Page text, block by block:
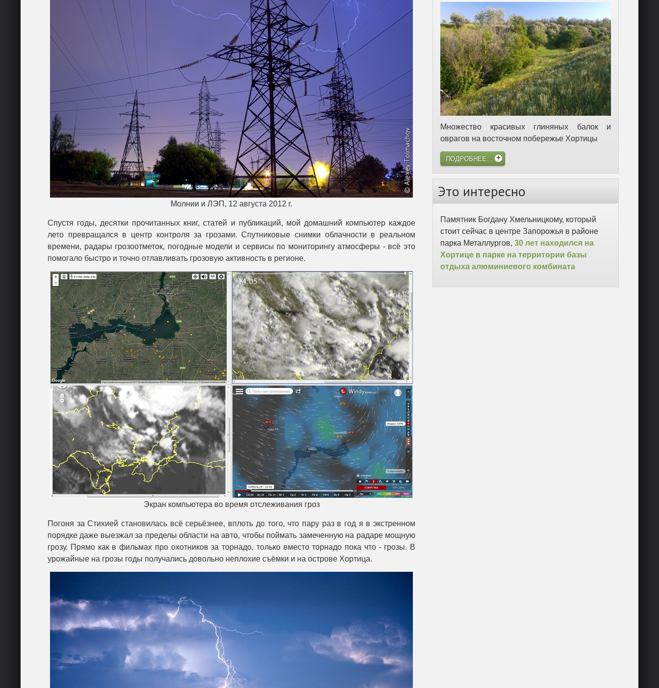
Молнии и ЛЭП, 12 августа 2012 г.
Спустя годы, десятки прочитанных книг, статей и публикаций, мой домашний компьютер каждое
лето превращался в центр контроля за грозами. Спутниковые снимки облачности в реальном
времени, радары грозоотметок, погодные модели и сервисы по мониторингу атмосферы - всё это
помогало быстро и точно отлавливать грозовую активность в регионе.
Экран компьютера во время отслеживания гроз
Погоня за Стихией становилась всё серьёзнее, вплоть до того, что пару раз в год я в экстренном
порядке даже выезжал за пределы области на авто, чтобы поймать замеченную на радаре мощную
грозу. Прямо как в фильмах про охотников за торнадо, только вместо торнадо пока что - грозы. В
урожайные на грозы годы получались довольно неплохие съёмки и на острове Хортица.
Множество красивых глиняных балок и
оврагов на восточном побережье Хортицы
ПОДРОБНЕЕ...
Это интересно
Памятник Богдану Хмельницкому, который
стоит сейчас в центре Запорожья в районе
парка Металлургов, 30 лет находился на
Хортице в парке на территории базы
отдыха алюминиевого комбината